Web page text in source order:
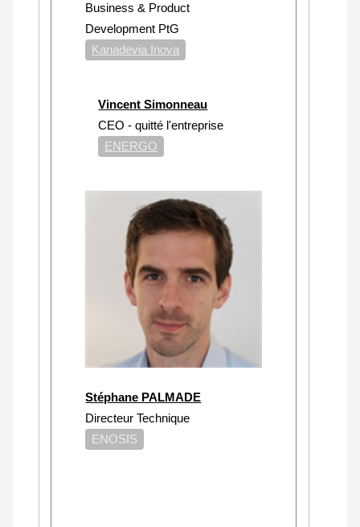
Business & Product
Development PtG
Kanadevia Inova
Vincent Simonneau
CEO - quitté l'entreprise
ENERGO
Stéphane PALMADE
Directeur Technique
ENOSIS